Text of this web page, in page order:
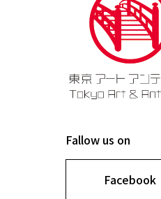
Fallow us on
Facebook